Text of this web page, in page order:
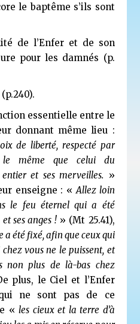
le baptême s’ils sont
de l’Enfer et de son
pour les damnés (p.
(p.240).
essentielle entre le
donnant même lieu :
de liberté, respecté par
même que celui du
entier et ses merveilles. »
enseigne : «Allez loin
le feu éternel qui a été
ses anges !» (Mt 25.41),
a été fixé, afin que ceux qui
vous ne le puissent, et
non plus de là-bas chez
plus, le Ciel et l’Enfer
ne sont pas de ce
«les cieux et la terre d’à